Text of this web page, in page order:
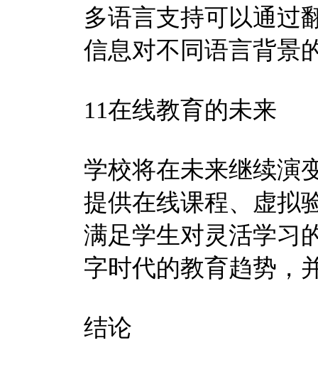
多语言支持可以通过
信息对不同语言背景
11在线教育的未来
学校将在未来继续演
提供在线课程、虚拟
满足学生对灵活学习
字时代的教育趋势，
结论